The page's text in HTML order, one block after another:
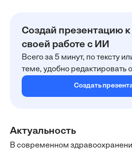
Создай презентацию к
своей работе с ИИ
Всего за 5 минут, по тексту
теме, удобно редактировать
Создать
Актуальность
В современном